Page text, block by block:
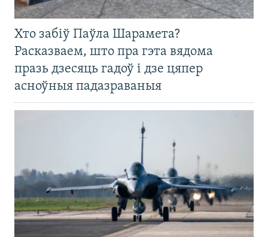
Хто забіў Паўла Шарамета?
Расказваем, што пра гэта вядома
празь дзесяць гадоў і дзе цяпер
асноўныя падазраваныя